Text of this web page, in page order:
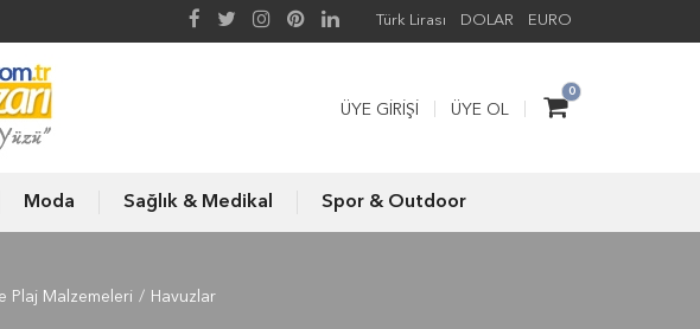
Türk Lirası DOLAR EURO
0
ÜYE GIRIŞI ÜYE OL
Moda Sağlık & Medikal Spor & Outdoor
Plaj Malzemeleri Havuzlar